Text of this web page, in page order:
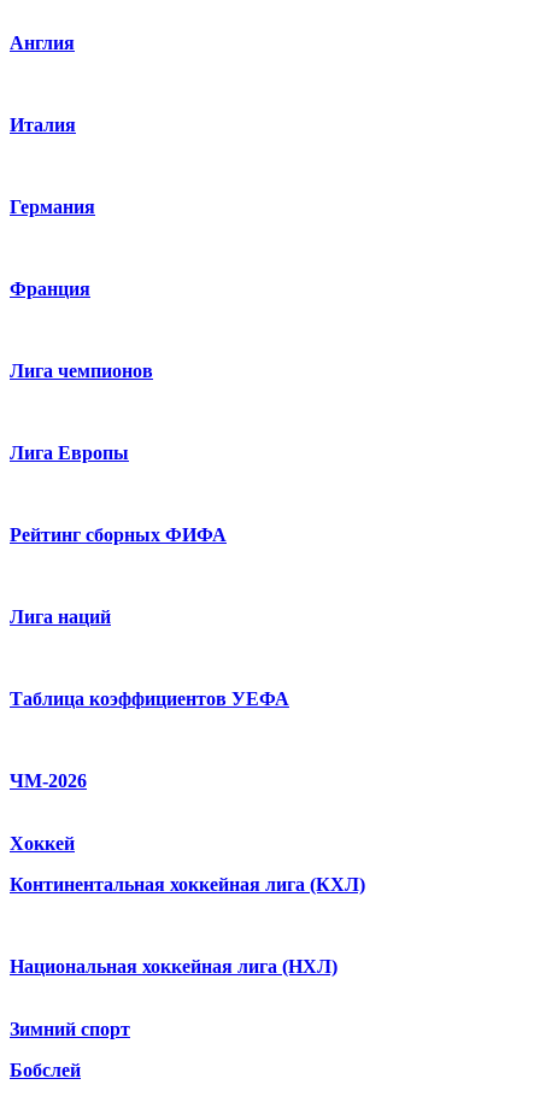
Англия
Италия
Германия
Франция
Лига чемпионов
Лига Европы
Рейтинг сборных ФИФА
Лига наций
Таблица коэффициентов УЕФА
ЧМ-2026
Хоккей
Континентальная хоккейная лига (КХЛ)
Национальная хоккейная лига (НХЛ)
Зимний спорт
Бобслей